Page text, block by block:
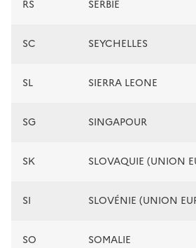
RS SERBIE
SC SEYCHELLES
SL SIERRA LEONE
SG SINGAPOUR
SK SLOVAQUIE (UNION
SI SLOVÉNIE (UNION
SO SOMALIE